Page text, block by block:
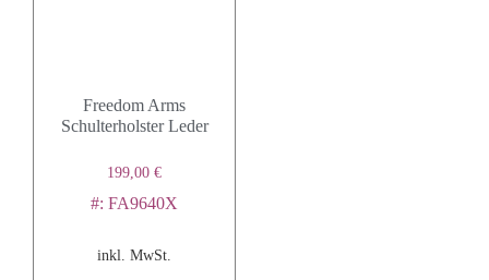
Freedom Arms
Schulterholster Leder
199,00€
#: FA9640X
inkl. MwSt.